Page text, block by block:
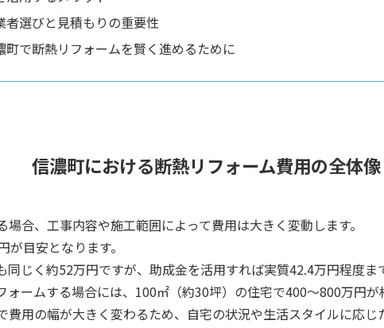
者選びと見積もりの重要性
町で断熱リフォームを賢く進めるために
信濃町における断熱リフォーム費用の全体像
合、工事内容や施工範囲によって費用は大きく変動します。
目安となります。
じく約52万円ですが、助成金を活用すれば実質42.4万円程度ま
ームする場合には、100㎡（約30坪）の住宅で400～800万円が
用の幅が大きく変わるため、自宅の状況や生活スタイルに応じ